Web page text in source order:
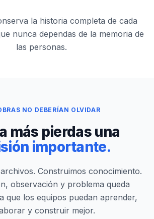
la historia completa de cada
nunca dependas de la memoria de
las personas.
NO DEBERÍAN OLVIDAR
más pierdas una
importante.
Construimos conocimiento.
observación y problema queda
que los equipos puedan aprender,
y construir mejor.